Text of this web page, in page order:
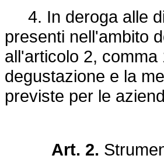
4. In deroga alle
presenti nell'ambito
all'articolo 2,
degustazione e la
previste per le
Art. 2.